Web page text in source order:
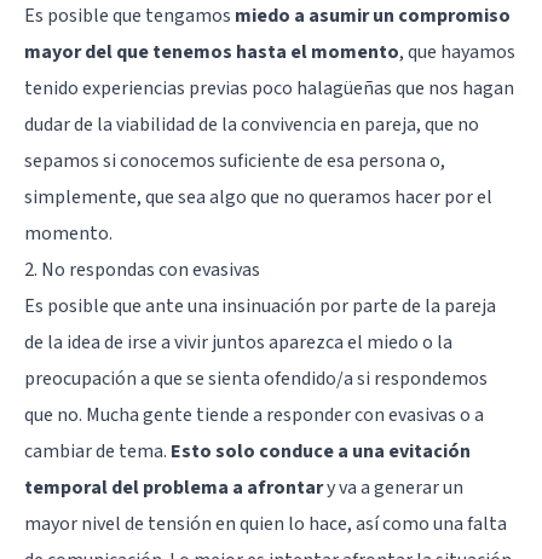
Es posible que tengamos miedo a asumir un compromiso
mayor del que tenemos hasta el momento, que hayamos
tenido experiencias previas poco halagüeñas que nos hagan
dudar de la viabilidad de la convivencia en pareja, que no
sepamos si conocemos suficiente de esa persona o,
simplemente, que sea algo que no queramos hacer por el
momento.
2. No respondas con evasivas
Es posible que ante una insinuación por parte de la pareja
de la idea de irse a vivir juntos aparezca el miedo o la
preocupación a que se sienta ofendido/a si respondemos
que no. Mucha gente tiende a responder con evasivas o a
cambiar de tema. Esto solo conduce a una evitación
temporal del problema a afrontary va a generar un
mayor nivel de tensión en quien lo hace, así como una falta